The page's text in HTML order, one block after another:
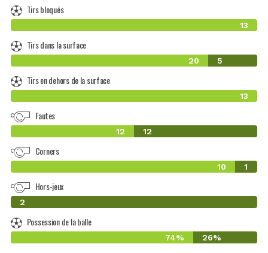
Tirs bloqués
13
Tirs dans la surface
20 5
Tirs en dehors de la surface
13
Fautes
12 12
Corners
10 1
Hors-jeux
0
2
Possession de la balle
74% 26%